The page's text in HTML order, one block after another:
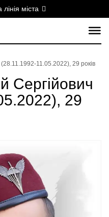
міста
11.05.2022), 29 років
Сергійович
29